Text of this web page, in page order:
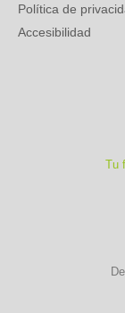
Política de
Accesibilidad
Tu